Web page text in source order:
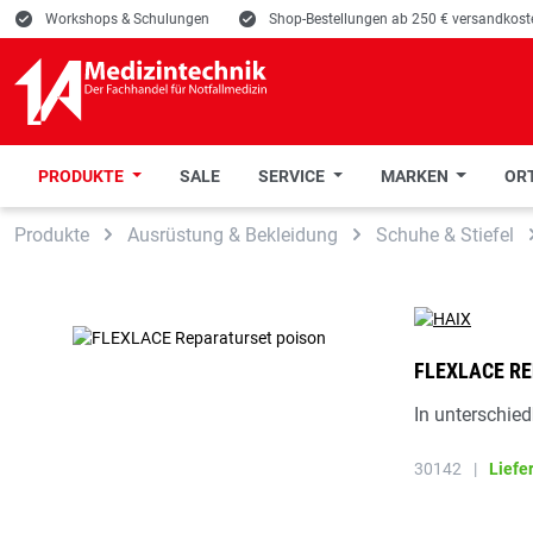
Zur Suche springen
Zur Hauptnavigation springen
E Workshops & Schulungen E Shop-Bestellungen ab 250 €
PRODUKTE SALE SERVICE MARKEN
Produkte Ausrüstung & Bekleidung Schuhe & Stiefel
FLEXLACE
In
30142 |